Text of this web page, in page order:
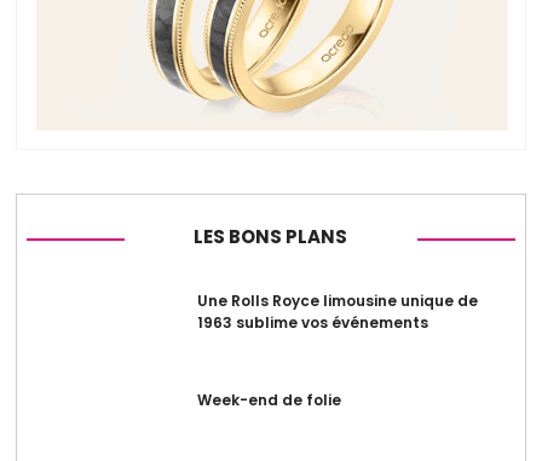
LES BONS PLANS
Une Rolls Royce limousine unique de
1963 sublime vos événements
Week-end de folie